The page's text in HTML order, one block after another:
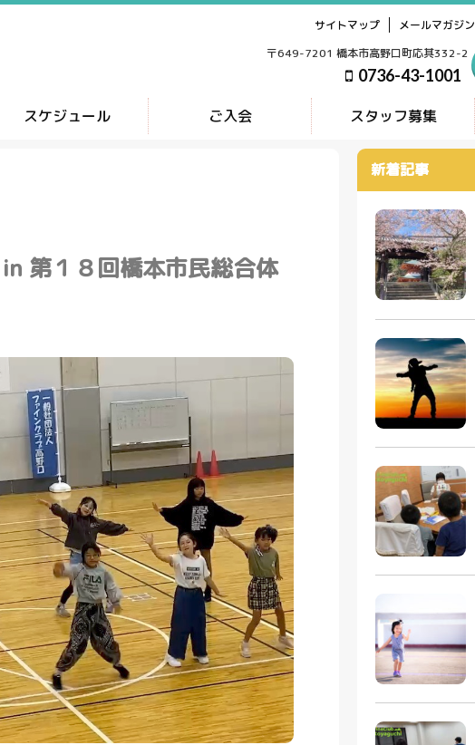
サイトマップ メールマガジン
0736-43-1001
〒649-7201 橋本市高野口町応其332-2
スケジュール ご入会 スタッフ募集
第１８回橋本市民総合体
新着記事